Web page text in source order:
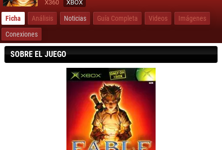
X360 XBOX
Ficha Análisis Noticias Guía Completa Videos
Imágenes
Conexiones
SOBRE EL JUEGO